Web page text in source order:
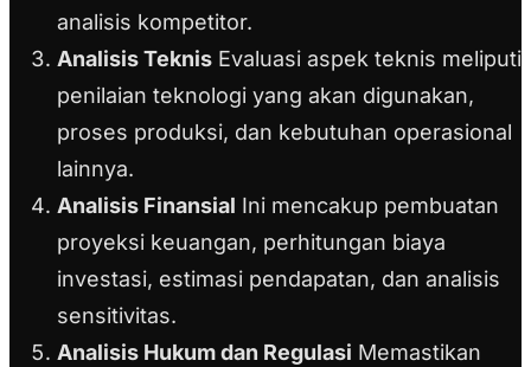
analisis kompetitor.
Analisis Teknis Evaluasi aspek teknis meliputi
penilaian teknologi yang akan digunakan,
proses produksi, dan kebutuhan operasional
lainnya.
Analisis Finansial Ini mencakup pembuatan
proyeksi keuangan, perhitungan biaya
investasi, estimasi pendapatan, dan analisis
sensitivitas.
Analisis Hukum dan Regulasi Memastikan